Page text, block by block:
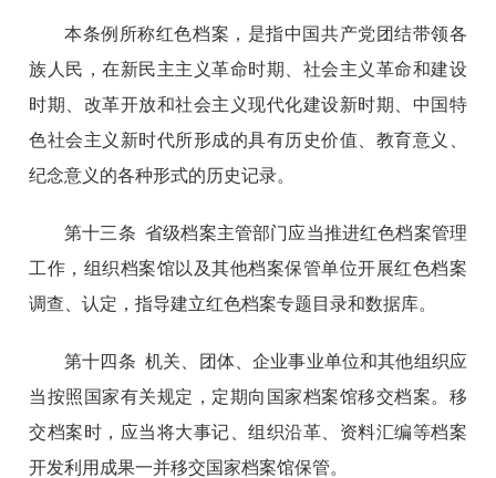
本条例所称红色档案，是指中国共产党团结带领各
族人民，在新民主主义革命时期、社会主义革命和建设
时期、改革开放和社会主义现代化建设新时期、中国特
色社会主义新时代所形成的具有历史价值、教育意义、
纪念意义的各种形式的历史记录。
第十三条 省级档案主管部门应当推进红色档案管理
工作，组织档案馆以及其他档案保管单位开展红色档案
调查、认定，指导建立红色档案专题目录和数据库。
第十四条 机关、团体、企业事业单位和其他组织应
当按照国家有关规定，定期向国家档案馆移交档案。移
交档案时，应当将大事记、组织沿革、资料汇编等档案
开发利用成果一并移交国家档案馆保管。